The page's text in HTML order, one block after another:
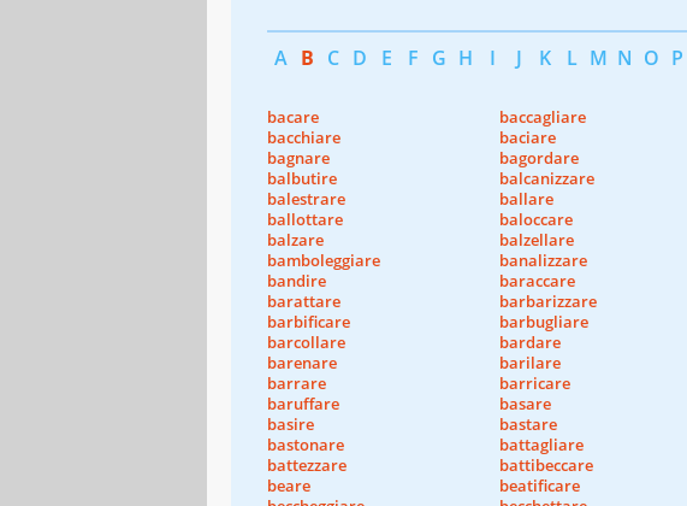
A B C D E F G H I J K L M N O P
bacare baccagliare
bacchiare
baciare
bagnare
bagordare
balbutire
balcanizzare
balestrare
ballare
ballottare
baloccare
balzare
balzellare
bamboleggiare
banalizzare
bandire
baraccare
barattare
barbarizzare
barbificare
barbugliare
barcollare
bardare
barenare
barilare
barrare
barricare
baruffare
basare
basire
bastare
bastonare
battagliare
battezzare
battibeccare
beare
beatificare